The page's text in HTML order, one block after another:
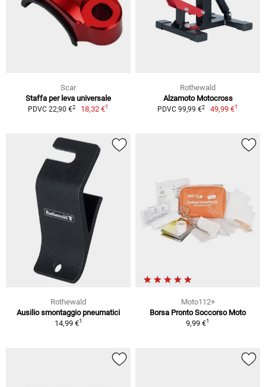
Scar
Staffa per leva universale
PDVC 22,90 €2 18,32 €1
Rothewald
Alzamoto Motocross
PDVC 99,99 €2 49,99 €1
Rothewald
Ausilio smontaggio pneumatici
14,99 €1
Moto112+
Borsa Pronto Soccorso Moto
9,99 €1